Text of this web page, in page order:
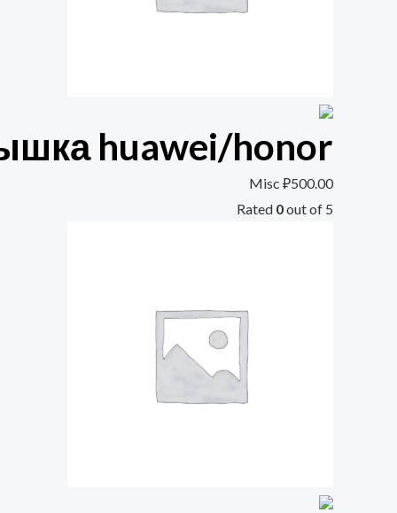
huawei/honor
Misc ₽500.00
Rated 0out of 5